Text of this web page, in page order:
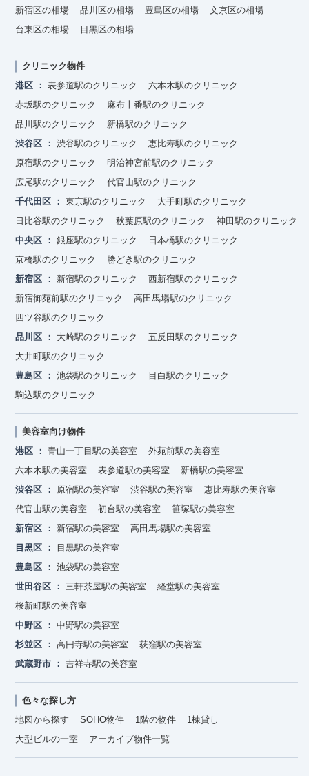
新宿区の相場
品川区の相場 豊島区の相場
文京区の相場
台東区の相場
目黒区の相場
クリニック物件
港区
表参道駅のクリニック
六本木駅のクリニック
赤坂駅のクリニック
麻布十番駅のクリニック
品川駅のクリニック
新橋駅のクリニック
渋谷区
渋谷駅のクリニック
恵比寿駅のクリニック
原宿駅のクリニック
明治神宮前駅のクリニック
広尾駅のクリニック
代官山駅のクリニック
千代田区
東京駅のクリニック
大手町駅のクリニック
日比谷駅のクリニック
秋葉原駅のクリニック
神田駅のクリニック
中央区
銀座駅のクリニック
日本橋駅のクリニック
京橋駅のクリニック
勝どき駅のクリニック
新宿区
新宿駅のクリニック
西新宿駅のクリニック
新宿御苑前駅のクリニック
高田馬場駅のクリニック
四ツ谷駅のクリニック
品川区
大崎駅のクリニック
五反田駅のクリニック
大井町駅のクリニック
豊島区
池袋駅のクリニック
目白駅のクリニック
駒込駅のクリニック
美容室向け物件
港区
青山一丁目駅の美容室
外苑前駅の美容室
六本木駅の美容室
表参道駅の美容室
新橋駅の美容室
渋谷区
原宿駅の美容室 渋谷駅の美容室
恵比寿駅の美容室
代官山駅の美容室
初台駅の美容室
笹塚駅の美容室
新宿区
新宿駅の美容室
高田馬場駅の美容室
目黒区
目黒駅の美容室
豊島区
池袋駅の美容室
世田谷区
三軒茶屋駅の美容室
経堂駅の美容室
桜新町駅の美容室
中野区
中野駅の美容室
杉並区
高円寺駅の美容室
荻窪駅の美容室
武蔵野市
吉祥寺駅の美容室
色々な探し方
地図から探す
SOHO物件 1階の物件
1棟貸し
大型ビルの一室
アーカイブ物件一覧